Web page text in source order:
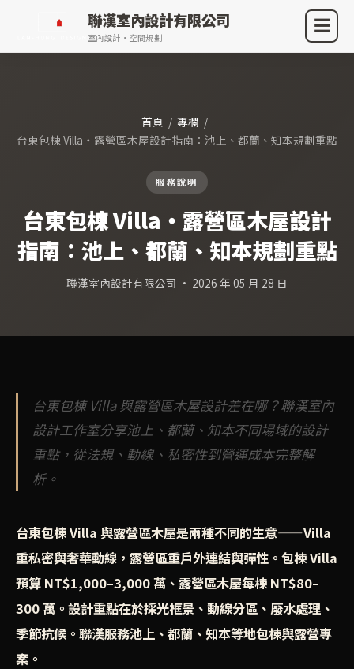
聯漢室內設計有限公司
室內設計・空間規劃
☰
首頁 / 專欄 /
台東包棟 Villa・露營區木屋設計指南：池上、都蘭、知本規劃重點
服務說明
台東包棟 Villa・露營區木屋設計
指南：池上、都蘭、知本規劃重點
聯漢室內設計有限公司 · 2026 年 05 月 28 日
台東包棟 Villa 與露營區木屋設計差在哪？聯漢室內
設計工作室分享池上、都蘭、知本不同場域的設計
重點，從法規、動線、私密性到營運成本完整解
析。
台東包棟 Villa 與露營區木屋是兩種不同的生意——Villa
重私密與奢華動線，露營區重戶外連結與彈性。包棟 Villa
預算 NT$1,000–3,000 萬、露營區木屋每棟 NT$80–
300 萬。設計重點在於採光框景、動線分區、廢水處理、
季節抗候。聯漢服務池上、都蘭、知本等地包棟與露營專
案。